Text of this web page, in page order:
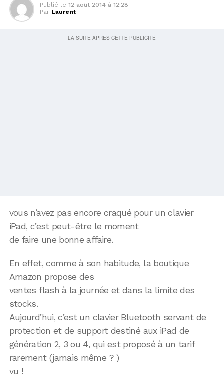
Publié le 12 août 2014 à 12:28
Par Laurent
vous n’avez pas encore craqué pour un clavier
iPad, c’est peut-être le moment
de faire une bonne affaire.
En effet, comme à son habitude, la boutique
Amazon propose des
ventes flash à la journée et dans la limite des
stocks.
Aujourd’hui, c’est un clavier Bluetooth servant de
protection et de support destiné aux iPad de
génération 2, 3 ou 4, qui est proposé à un tarif
rarement (jamais même ? )
vu !